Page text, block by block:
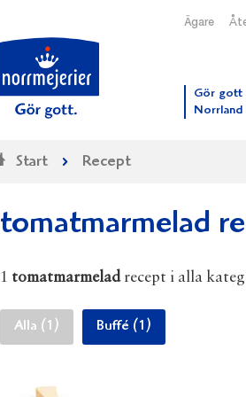
Ägare
Gör gott
Norrland
Start Recept
tomatmarmelad
1 tomatmarmeladrecept i alla
Alla (1) Buffé (1)